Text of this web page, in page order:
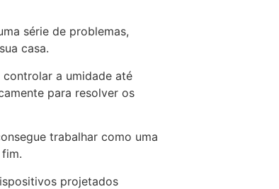
série de problemas,
casa.
a umidade até
para resolver os
trabalhar como uma
projetados